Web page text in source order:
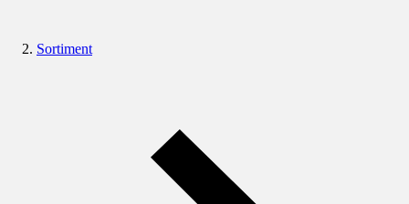
Sortiment